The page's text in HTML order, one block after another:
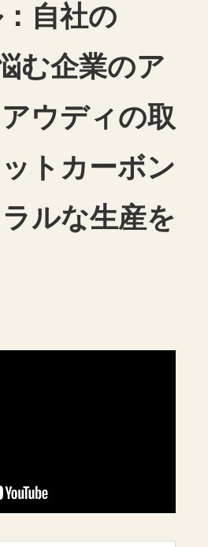
自社の
む企業のア
ウディの取
トカーボン
ルな生産を